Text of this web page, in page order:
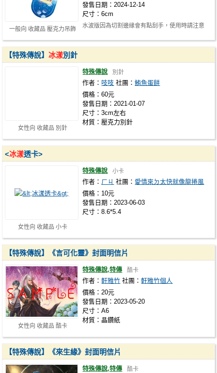
一般向 收藏品 壓克力吊飾
發售日期：2024-12-14
尺寸：6cm
水波版因為切割邊緣會有點刮手，使用時請注意
女性向 收藏品 別針
【特殊傳說】冰漾別針
特殊傳說 別針
作者： 吱吱 社團：鮪魚蛋餅
價格：60元
發售日期：2021-01-07
尺寸：3cm左右
材質：壓克力別針
女性向 收藏品 小卡
<冰漾透卡>
特殊傳說 小卡
作者： ㄏㄐ 社團： 愛情來ㄉ太快就像龍捲風
價格：10元
發售日期：2023-06-03
尺寸：8.6*5.4
女性向 收藏品 酷卡
【特殊傳說】《言可化靈》封面明信片
特殊傳說,特傳 酷卡
作者：軒雅竹 社團：軒雅竹個人
價格：20元
發售日期：2023-05-20
尺寸：A6
材質：晶鑽紙
【特殊傳說】《來生緣》封面明信片
特殊傳說,特傳 酷卡